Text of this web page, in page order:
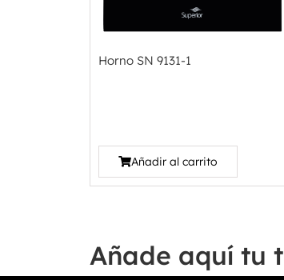
Horno SN 9131-1
Añadir al carrito
Añade aquí tu